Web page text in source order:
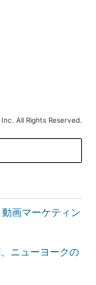
All Rights Reserved.
画マーケティン
ニューヨークの